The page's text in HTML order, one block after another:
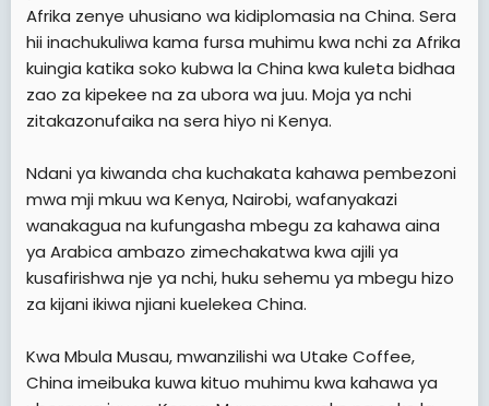
Afrika zenye uhusiano wa kidiplomasia na China. Sera
hii inachukuliwa kama fursa muhimu kwa nchi za Afrika
kuingia katika soko kubwa la China kwa kuleta bidhaa
zao za kipekee na za ubora wa juu. Moja ya nchi
zitakazonufaika na sera hiyo ni Kenya.
Ndani ya kiwanda cha kuchakata kahawa pembezoni
mwa mji mkuu wa Kenya, Nairobi, wafanyakazi
wanakagua na kufungasha mbegu za kahawa aina
ya Arabica ambazo zimechakatwa kwa ajili ya
kusafirishwa nje ya nchi, huku sehemu ya mbegu hizo
za kijani ikiwa njiani kuelekea China.
Kwa Mbula Musau, mwanzilishi wa Utake Coffee,
China imeibuka kuwa kituo muhimu kwa kahawa ya